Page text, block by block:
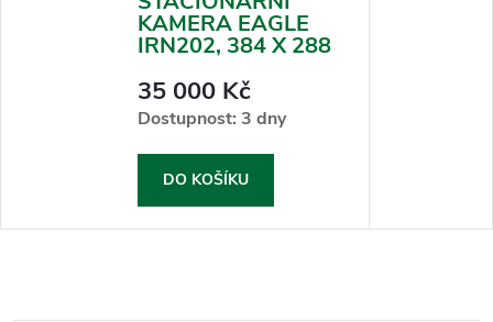
KAMERA EAGLE
IRN202, 384 X 288
35 000 Kč
Dostupnost: 3 dny
DO KOŠÍKU